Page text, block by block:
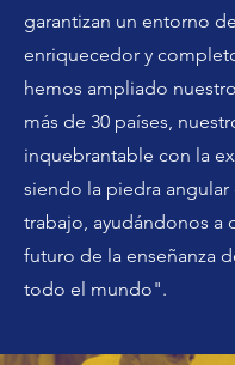
garantizan un entorno
enriquecedor y
hemos ampliado
más de 30 países,
inquebrantable con la
siendo la piedra angular
trabajo, ayudándonos a
futuro de la enseñanza
todo el mundo".